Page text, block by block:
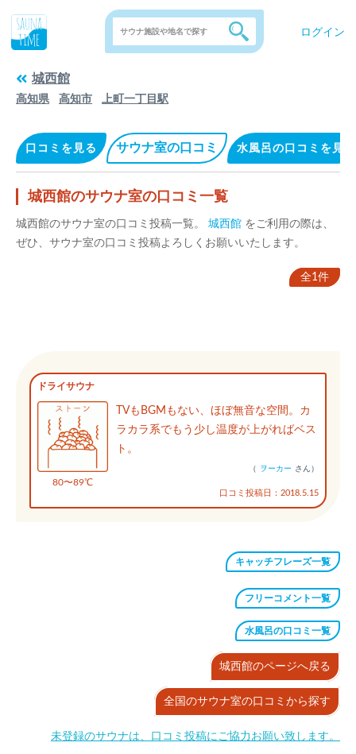
ログイン
城西館
高知県 高知市 上町一丁目駅
口コミを見る サウナ室の口コミ 水風呂の口コミを見る
城西館のサウナ室の口コミ一覧
城西館のサウナ室の口コミ投稿一覧。 城西館 をご利用の際は、
ぜひ、サウナ室の口コミ投稿よろしくお願いいたします。
全1件
ドライサウナ
80〜89℃
TVもBGMもない、ほぼ無音な空間。カ
ラカラ系でもう少し温度が上がればベス
ト。
（ ヲーカー さん）
口コミ投稿日：2018.5.15
キャッチフレーズ一覧
フリーコメント一覧
水風呂の口コミ一覧
城西館のページへ戻る
全国のサウナ室の口コミから探す
未登録のサウナは、口コミ投稿にご協力お願い致します。